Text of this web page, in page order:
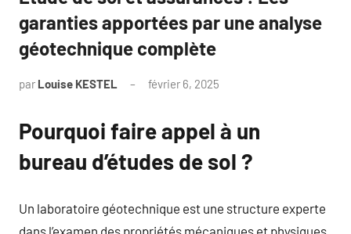
garanties apportées par une analyse
géotechnique complète
par Louise KESTEL février 6, 2025
Pourquoi faire appel à un
bureau d’études de sol ?
Un laboratoire géotechnique est une structure experte
dans l’examen des propriétés mécaniques et physiques